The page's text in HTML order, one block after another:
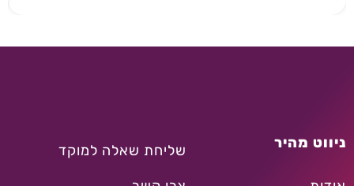
ניווט מהיר שליחת שאלה למוקד